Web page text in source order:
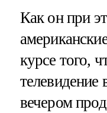
Как он при
курсе того,
телевидение
вечером